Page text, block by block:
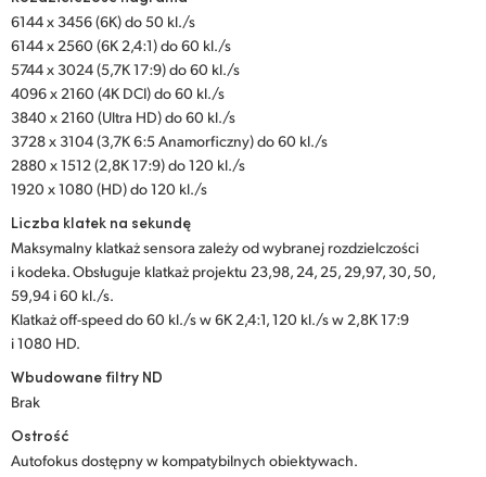
Turkey
UAE
Ukraine
United Kingdom
United States
6144 x 3456 (6K) do 50 kl./s
6144 x 2560 (6K 2,4:1) do 60 kl./s
5744 x 3024 (5,7K 17:9) do 60 kl./s
4096 x 2160 (4K DCI) do 60 kl./s
3840 x 2160 (Ultra HD) do 60 kl./s
3728 x 3104 (3,7K 6:5 Anamorficzny) do 60 kl./s
2880 x 1512 (2,8K 17:9) do 120 kl./s
1920 x 1080 (HD) do 120 kl./s
Liczba klatek na sekundę
Maksymalny klatkaż sensora zależy od wybranej rozdzielczości
i kodeka. Obsługuje klatkaż projektu 23,98, 24, 25, 29,97, 30, 50,
59,94 i 60 kl./s.
Klatkaż off-speed do 60 kl./s w 6K 2,4:1, 120 kl./s w 2,8K 17:9
i 1080 HD.
Wbudowane filtry ND
Brak
Ostrość
Autofokus dostępny w kompatybilnych obiektywach.